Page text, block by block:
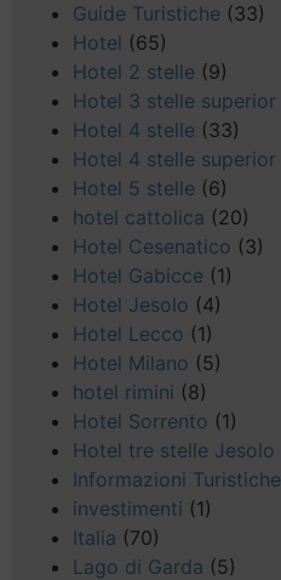
Guide Turistiche (33)
Hotel (65)
Hotel 2 stelle (9)
Hotel 3 stelle superior
Hotel 4 stelle (33)
Hotel 4 stelle superior
Hotel 5 stelle (6)
hotel cattolica (20)
Hotel Cesenatico (3)
Hotel Gabicce (1)
Hotel Jesolo (4)
Hotel Lecco (1)
Hotel Milano (5)
hotel rimini (8)
Hotel Sorrento (1)
Hotel tre stelle Jesolo
Informazioni Turistiche
investimenti (1)
Italia (70)
Lago di Garda (5)